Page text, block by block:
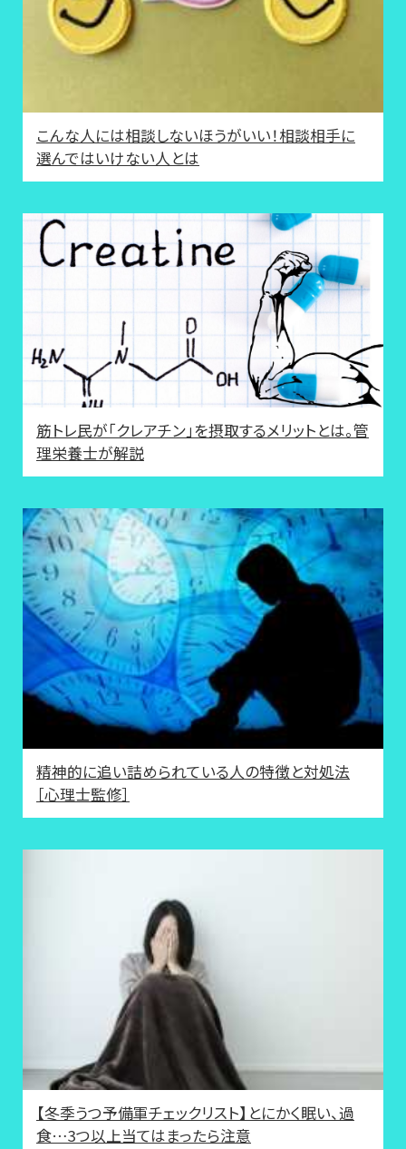
こんな人には相談しないほうがいい！相談相手に
選んではいけない人とは
筋トレ民が「クレアチン」を摂取するメリットとは。管
理栄養士が解説
精神的に追い詰められている人の特徴と対処法
［心理士監修］
【冬季うつ予備軍チェックリスト】とにかく眠い、過
食…3つ以上当てはまったら注意